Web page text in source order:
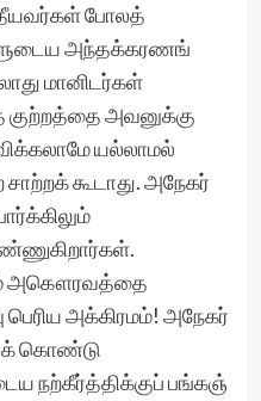
போலத்
அந்தக்கரணங்
மானிடர்கள்
குற்றத்தை அவனுக்கு
யல்லாமல்
கூடாது. அநேகர்
அகௌரவத்தை
அக்கிரமம்! அநேகர்
கொண்டு
நற்கீர்த்திக்குப் பங்கஞ்